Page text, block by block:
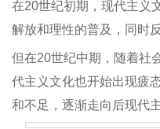
在20世纪初期，现代主义
解放和理性的普及，同时
但在20世纪中期，随着社
代主义文化也开始出现疲
和不足，逐渐走向后现代